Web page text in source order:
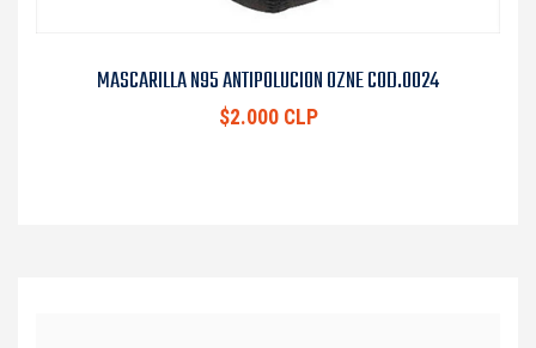
MASCARILLA N95 ANTIPOLUCION OZNE COD.0024
$2.000 CLP